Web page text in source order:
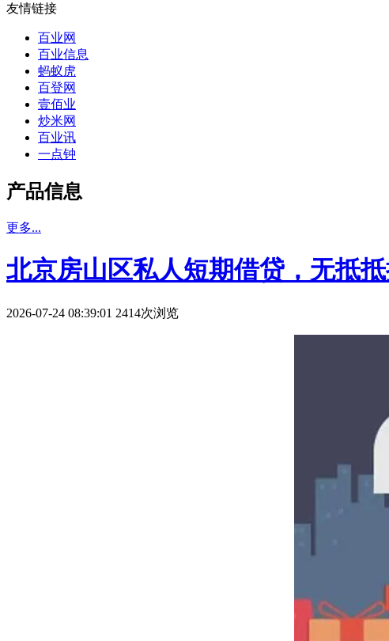
友情链接
百业网
百业信息
蚂蚁虎
百登网
壹佰业
炒米网
百业讯
一点钟
产品信息
更多...
北京房山区私人短期借贷，无抵
2026-07-24 08:39:01 2414次浏览